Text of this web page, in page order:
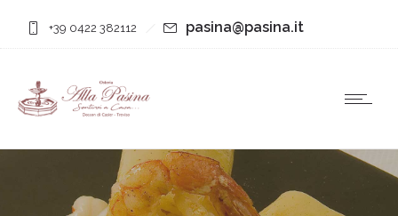
+39 0422 382112 pasina@pasina.it